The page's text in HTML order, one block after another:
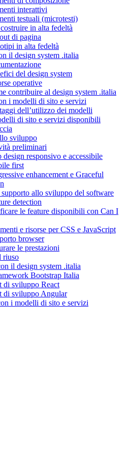
interattivi
testuali (microtesti)
in alta fedeltà
di pagina
in alta fedeltà
il design system .italia
del design system
operative
contribuire al design system .italia
i modelli di sito e servizi
dell’utilizzo dei modelli
di sito e servizi disponibili
sviluppo
preliminari
design responsivo e accessibile
first
enhancement e Graceful
allo sviluppo del software
detection
le feature disponibili con Can I
e risorse per CSS e JavaScript
browser
le prestazioni
riuso
il design system .italia
Bootstrap Italia
di sviluppo React
di sviluppo Angular
i modelli di sito e servizi